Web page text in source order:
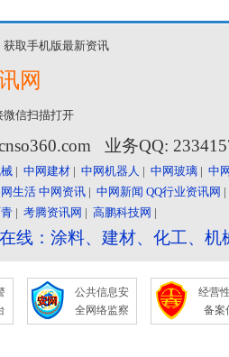
获取手机版最新资讯
网
微信扫描打开
业务QQ:
| 中网建材 | 中网机器人 | 中网玻璃 | 中
生活 中网资讯 | 中网新闻 QQ行业资讯网
| 考腾资讯网 | 高鹏科技网 |
线：涂料、建材、化工、
公共信息安
全网络监察
经营
备案